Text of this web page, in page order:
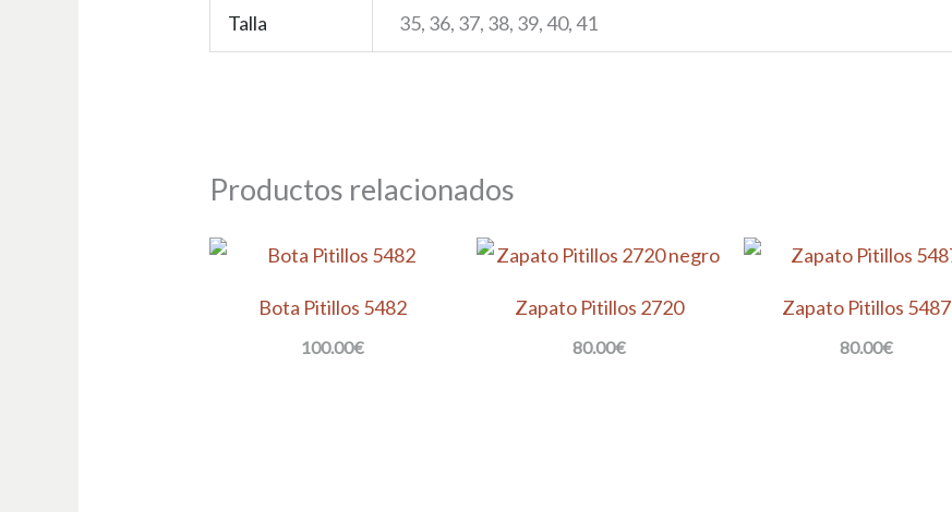
Talla 35, 36, 37, 38, 39, 40, 41
Productos relacionados
Bota Pitillos 5482
100.00€
Zapato Pitillos 2720
80.00€
Zapato Pitillos 5487
80.00€